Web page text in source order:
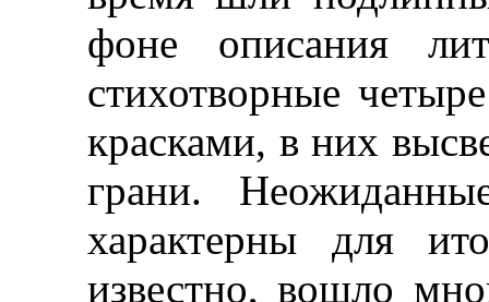
фоне описания
стихотворные
красками, в них
грани.
характерны для
известно, вошло